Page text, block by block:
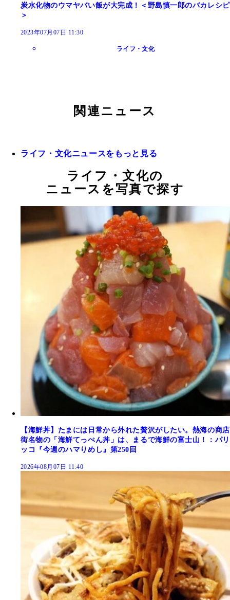
炭水化物のウマヤバい飯が大完成！＜野島慎一郎のバカレシピ
＞
2023年07月07日 11:30
ライフ・文化
関連ニュース
ライフ・文化ニュースをもっと見る
ライフ・文化の
ニュースを写真で探す
【海鮮丼】たまには日常から外れた贅沢がしたい。熱海の商店
街名物の「海鮮てっぺん丼」は、まるで海鮮の富士山！：パリ
ッコ『今週のハマりめし』第250回
2026年08月07日 11:40